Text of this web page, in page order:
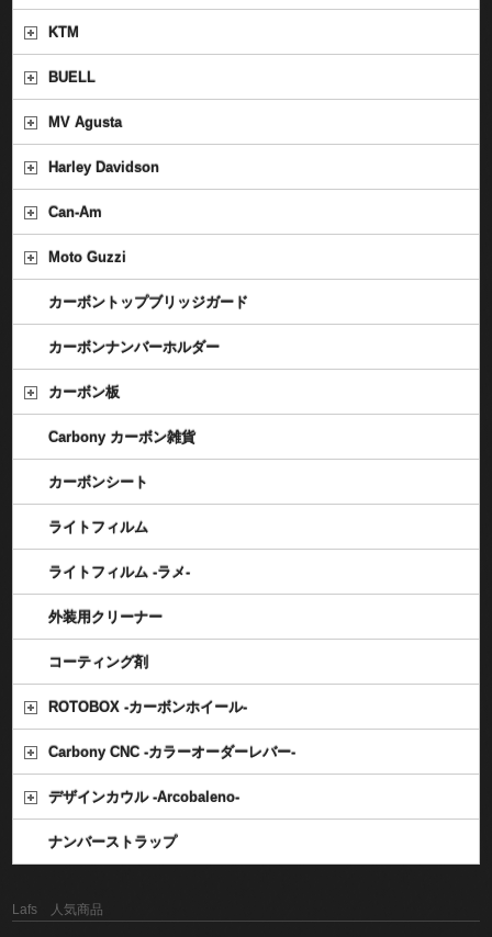
KTM
BUELL
MV Agusta
Harley Davidson
Can-Am
Moto Guzzi
カーボントップブリッジガード
カーボンナンバーホルダー
カーボン板
Carbony カーボン雑貨
カーボンシート
ライトフィルム
ライトフィルム -ラメ-
外装用クリーナー
コーティング剤
ROTOBOX -カーボンホイール-
Carbony CNC -カラーオーダーレバー-
デザインカウル -Arcobaleno-
ナンバーストラップ
Lafs 人気商品